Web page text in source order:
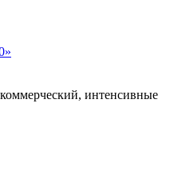
интенсивные